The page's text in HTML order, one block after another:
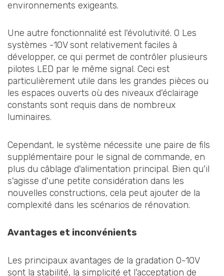
environnements exigeants.
Une autre fonctionnalité est l'évolutivité. 0 Les
systèmes -10V sont relativement faciles à
développer, ce qui permet de contrôler plusieurs
pilotes LED par le même signal. Ceci est
particulièrement utile dans les grandes pièces ou
les espaces ouverts où des niveaux d'éclairage
constants sont requis dans de nombreux
luminaires.
Cependant, le système nécessite une paire de fils
supplémentaire pour le signal de commande, en
plus du câblage d'alimentation principal. Bien qu'il
s'agisse d'une petite considération dans les
nouvelles constructions, cela peut ajouter de la
complexité dans les scénarios de rénovation.
Avantages et inconvénients
Les principaux avantages de la gradation 0-10V
sont la stabilité, la simplicité et l'acceptation de